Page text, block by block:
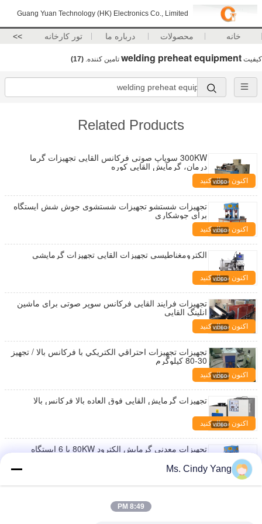
Guang Yuan Technology (HK) Electronics Co., Limited
خانه محصولات درباره ما تور کارخانه >>
کیفیت welding preheat equipment تامین کننده. (17)
Related Products
300KW سوپاپ صوتی فرکانس القایی تجهیزات گرما
درمان، گرمایش القایی کوره
اکنون سؤال کنید
تجهیزات شستشو تجهیزات شستشوی جوش شش ایستگاه
برای جوشکاری
اکنون سؤال کنید
الکترومغناطیسی تجهیزات القایی تجهیزات گرمایشی
اکنون سؤال کنید
تجهیزات فرایند القایی فرکانس سوپر صوتی برای ماشین
انلینگ القایی
اکنون سؤال کنید
تجهيزات تجهيزات احتراقي الكتريكي با فركانس بالا / تجهيز
30-80 كيلوگرم
اکنون سؤال کنید
تجهیزات گرمایش القایی فوق العاده بالا فرکانس بالا
اکنون سؤال کنید
تجهیزات معدنی گرمایش الکترود 80KW با 6 ایستگاه
اکنون سؤال کنید
قطعه قطعه قطعه 100KW
Ms. Cindy Yang
8:49 PM